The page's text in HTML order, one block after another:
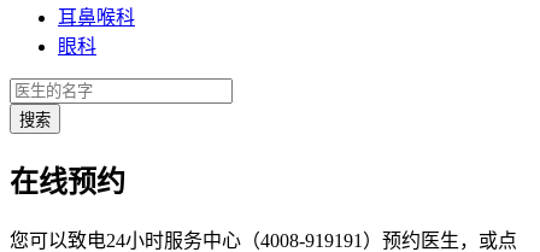
耳鼻喉科
眼科
在线预约
您可以致电24小时服务中心（4008-919191）预约医生，或点